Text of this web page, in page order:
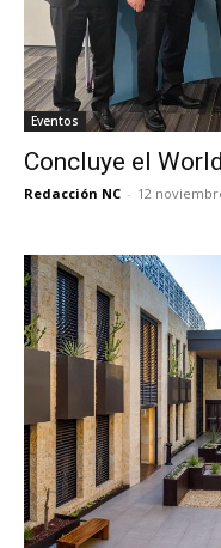
Eventos
Concluye el
Redacción NC - 12